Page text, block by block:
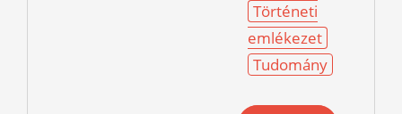
Történeti
emlékezet
Tudomány